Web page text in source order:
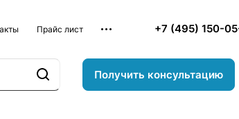
Прайс лист +7 (495) 150-
Получить консультацию